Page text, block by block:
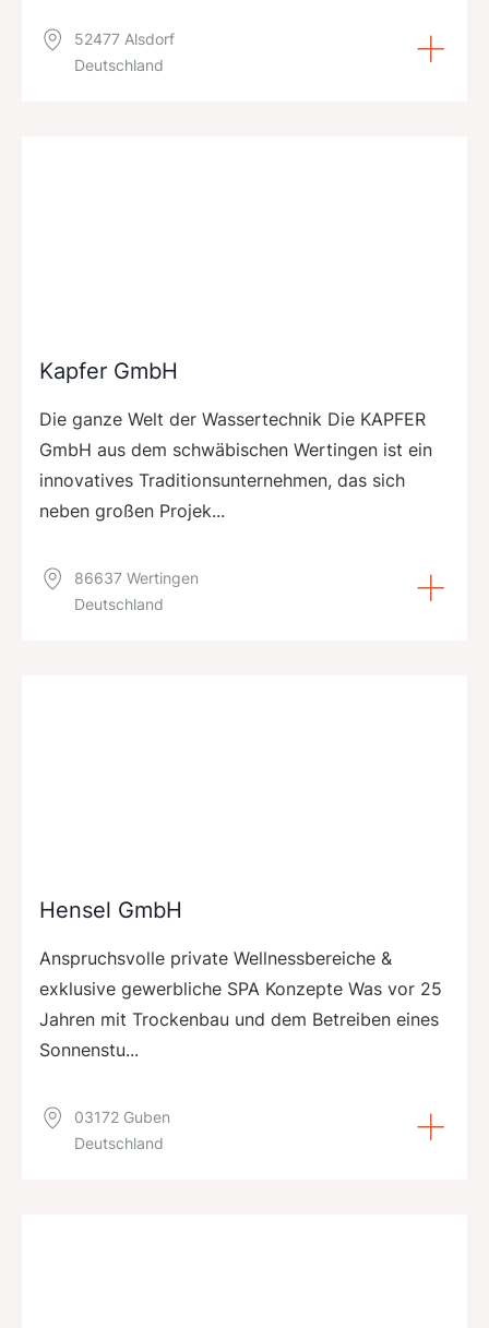
52477 Alsdorf
Deutschland
Kapfer GmbH
Die ganze Welt der Wassertechnik Die KAPFER
GmbH aus dem schwäbischen Wertingen ist ein
innovatives Traditionsunternehmen, das sich
neben großen Projek...
86637 Wertingen
Deutschland
Hensel GmbH
Anspruchsvolle private Wellnessbereiche &
exklusive gewerbliche SPA Konzepte Was vor 25
Jahren mit Trockenbau und dem Betreiben eines
Sonnenstu...
03172 Guben
Deutschland